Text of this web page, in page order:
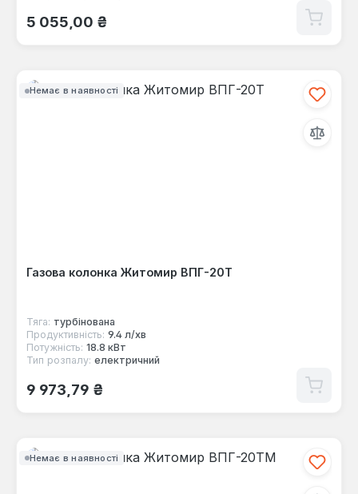
Звичайна ціна:
5 055,00 ₴
Немає в наявності
Газова колонка Житомир ВПГ-20Т
Тяга: турбінована
Продуктивність: 9.4 л/хв
Потужність: 18.8 кВт
Тип розпалу: електричний
Звичайна ціна:
9 973,79 ₴
Немає в наявності